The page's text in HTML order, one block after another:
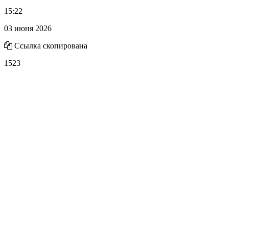
15:22
03 июня 2026
Ссылка скопирована
1523